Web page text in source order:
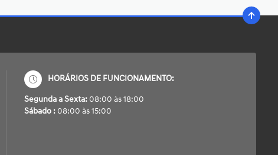
HORÁRIOS DE FUNCIONAMENTO:
Segunda a Sexta: 08:00 às 18:00
Sábado : 08:00 às 15:00